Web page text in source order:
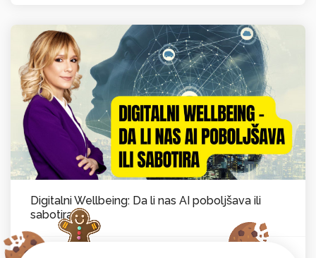
Digitalni Wellbeing: Da li nas AI poboljšava ili
sabotira